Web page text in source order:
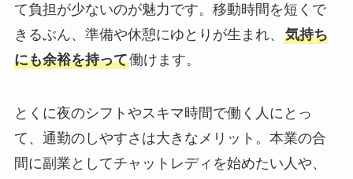
て負担が少ないのが魅力です。移動時間を短くで
きるぶん、準備や休憩にゆとりが生まれ、 気持ち
にも余裕を持って働けます。
とくに夜のシフトやスキマ時間で働く人にとっ
て、通勤のしやすさは大きなメリット。本業の合
間に副業としてチャットレディを始めたい人や、